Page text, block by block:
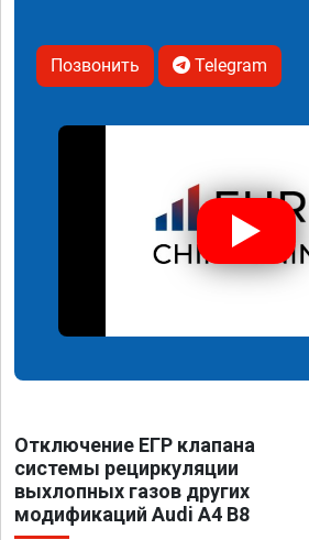
Позвонить Telegram
Отключение ЕГР клапана
системы рециркуляции
выхлопных газов других
модификаций Audi A4 B8